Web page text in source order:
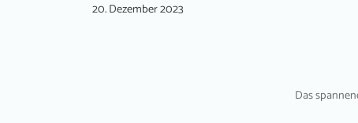
20. Dezember 2023
Das